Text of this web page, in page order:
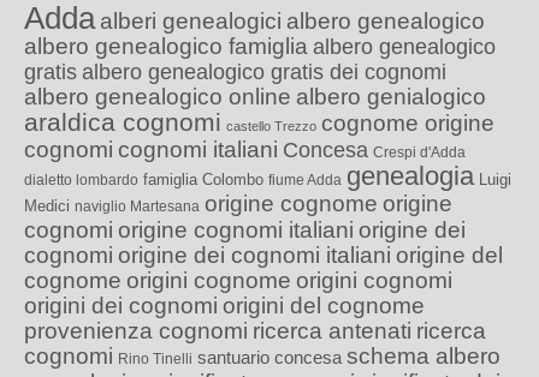
Adda alberi genealogici albero genealogico
albero genealogico famiglia albero genealogico
gratis albero genealogico gratis dei cognomi
albero genealogico online albero genialogico
araldica cognomi castello Trezzo cognome origine
cognomi cognomi italiani Concesa Crespi d'Adda
dialetto lombardo famiglia Colombo fiume Adda genealogia Luigi
Medici naviglio Martesana origine cognome origine
cognomi origine cognomi italiani origine dei
cognomi origine dei cognomi italiani origine del
cognome origini cognome origini cognomi
origini dei cognomi origini del cognome
provenienza cognomi ricerca antenati ricerca
cognomi Rino Tinelli santuario concesa schema albero